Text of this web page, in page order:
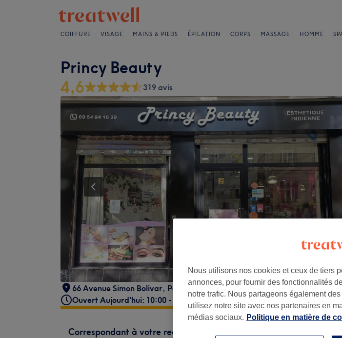
COIFFURE VISAGE MAINS & PIEDS ÉPILATION CORPS MASSAGE HOMME
Princy Beauty
4,6 319 avis
66 Avenue Simon Bolivar, Paris , 75019
Ouvert Aujourd'hui: 10:00 - 20:00
Correspondant à votre recherche
Nous utilisons nos cookies et ceux de tiers
annonces, pour fournir des fonctionnalités
notre trafic. Nous partageons également
utilisez notre site avec nos partenaires en
médias sociaux. Politique en matière de